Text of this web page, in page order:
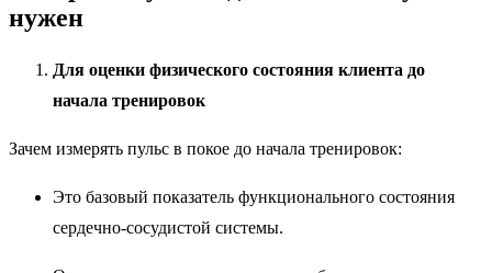
нужен
Для оценки физического состояния клиента до
начала тренировок
Зачем измерять пульс в покое до начала тренировок:
Это базовый показатель функционального состояния
сердечно-сосудистой системы.